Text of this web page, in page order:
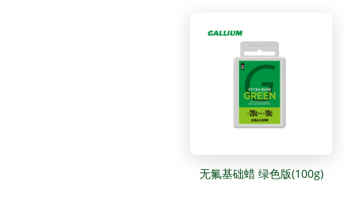
无氟基础蜡 绿色版(100g)